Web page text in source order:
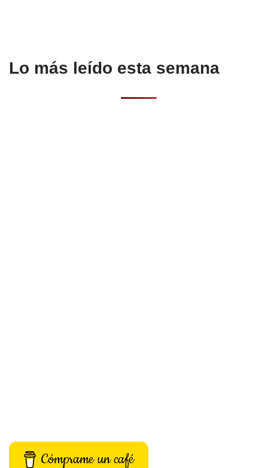
Lo más leído esta semana
Cómprame un café